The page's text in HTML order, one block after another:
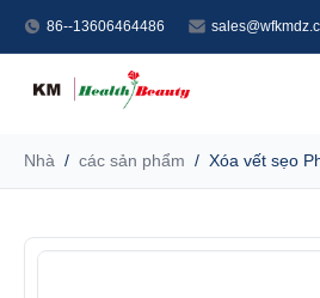
86--13606464486
Nhà / các sản phẩm / Xóa vết sẹo